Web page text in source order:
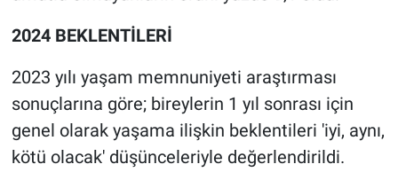
2024 BEKLENTİLERİ
2023 yılı yaşam memnuniyeti araştırması
sonuçlarına göre; bireylerin 1 yıl sonrası için
genel olarak yaşama ilişkin beklentileri 'iyi, aynı,
kötü olacak' düşünceleriyle değerlendirildi.